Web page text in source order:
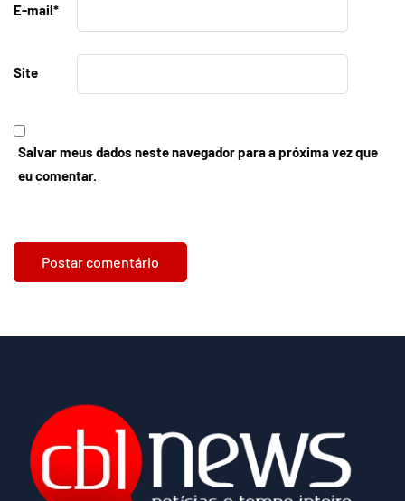
E-mail*
Site
Salvar meus dados neste navegador para a próxima vez que
eu comentar.